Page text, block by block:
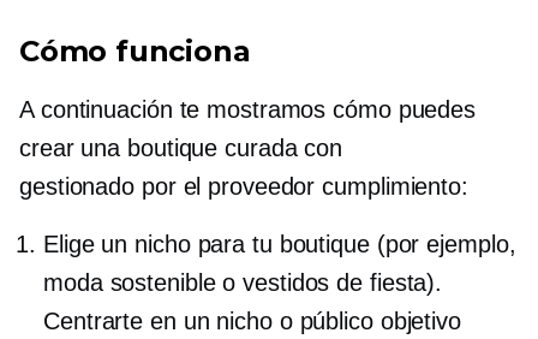
Cómo funciona
A continuación te mostramos cómo puedes
crear una boutique curada con
gestionado por el proveedor cumplimiento:
Elige un nicho para tu boutique (por ejemplo,
moda sostenible o vestidos de fiesta).
Centrarte en un nicho o público objetivo